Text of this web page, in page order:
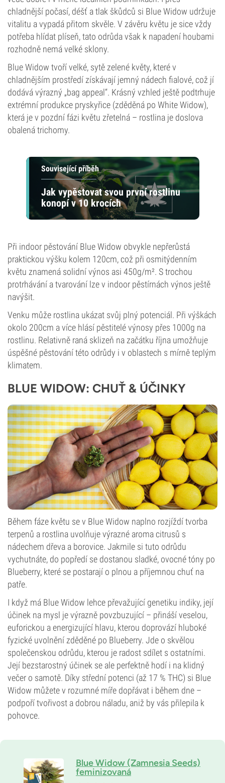
chladnější počasí, déšť a tlak škůdců si Blue Widow udržuje
vitalitu a vypadá přitom skvěle. V závěru květu je sice vždy
potřeba hlídat plíseň, tato odrůda však k napadení houbami
rozhodně nemá velké sklony.
Blue Widow tvoří velké, sytě zelené květy, které v
chladnějším prostředí získávají jemný nádech fialové, což jí
dodává výrazný „bag appeal“. Krásný vzhled ještě podtrhuje
extrémní produkce pryskyřice (zděděná po White Widow),
která je v pozdní fázi květu zřetelná – rostlina je doslova
obalená trichomy.
Související příběh
Jak vypěstovat svou první rostlinu
konopí v 10 krocích
Při indoor pěstování Blue Widow obvykle nepřerůstá
praktickou výšku kolem 120cm, což při osmitýdenním
květu znamená solidní výnos asi 450g/m². S trochou
protrhávání a tvarování lze v indoor pěstírnách výnos ještě
navýšit.
Venku může rostlina ukázat svůj plný potenciál. Při výškách
okolo 200cm a více hlásí pěstitelé výnosy přes 1000g na
rostlinu. Relativně raná sklizeň na začátku října umožňuje
úspěšné pěstování této odrůdy i v oblastech s mírně teplým
klimatem.
BLUE WIDOW: CHUŤ & ÚČINKY
Během fáze květu se v Blue Widow naplno rozjíždí tvorba
terpenů a rostlina uvolňuje výrazné aroma citrusů s
nádechem dřeva a borovice. Jakmile si tuto odrůdu
vychutnáte, do popředí se dostanou sladké, ovocné tóny po
Blueberry, které se postarají o plnou a příjemnou chuť na
patře.
I když má Blue Widow lehce převažující genetiku indiky, její
účinek na mysl je výrazně povzbuzující – přináší veselou,
euforickou a energizující hlavu, kterou doprovází hluboké
fyzické uvolnění zděděné po Blueberry. Jde o skvělou
společenskou odrůdu, kterou je radost sdílet s ostatními.
Její bezstarostný účinek se ale perfektně hodí i na klidný
večer o samotě. Díky střední potenci (až 17 % THC) si Blue
Widow můžete v rozumné míře dopřávat i během dne –
podpoří tvořivost a dobrou náladu, aniž by vás přilepila k
pohovce.
Blue Widow (Zamnesia Seeds)
feminizovaná